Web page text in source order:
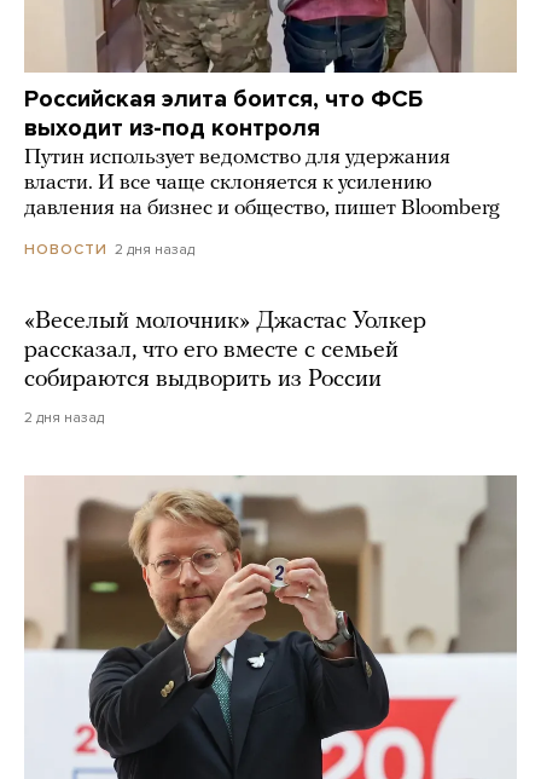
Российская элита боится, что ФСБ
выходит из-под контроля
Путин использует ведомство для удержания
власти. И все чаще склоняется к усилению
давления на бизнес и общество, пишет Bloomberg
НОВОСТИ 2 дня назад
«Веселый молочник» Джастас Уолкер
рассказал, что его вместе с семьей
собираются выдворить из России
2 дня назад